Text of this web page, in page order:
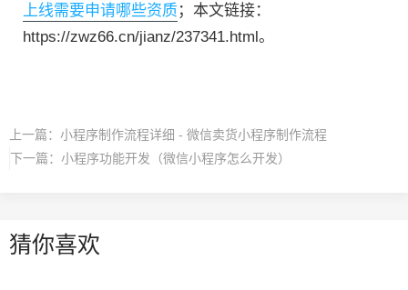
上线需要申请哪些资质；本文链接：
https://zwz66.cn/jianz/237341.html。
上一篇： 小程序制作流程详细 - 微信卖货小程序制作流程
下一篇： 小程序功能开发（微信小程序怎么开发）
猜你喜欢